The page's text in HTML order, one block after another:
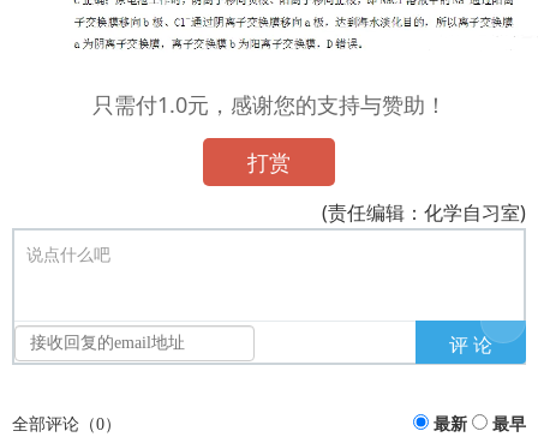
只需付1.0元，感谢您的支持与赞助！
打赏
(责任编辑：化学自习室)
说点什么吧
全部评论（0） 最新 最早